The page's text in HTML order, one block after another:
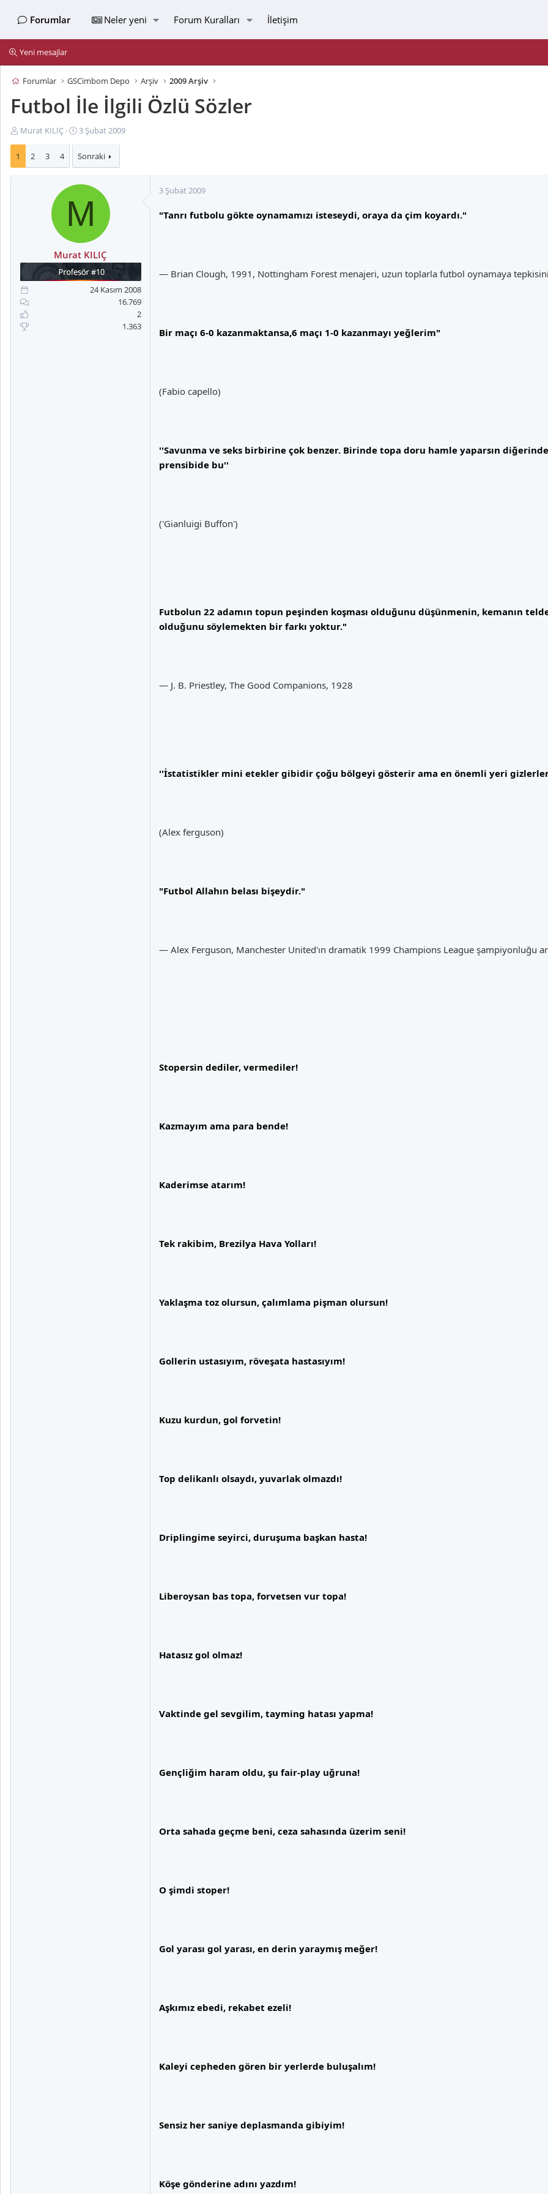
Forumlar Neler yeni Forum Kuralları İletişim
Yeni mesajlar
Forumlar GSCimbom Depo Arşiv 2009 Arşiv
Futbol İle İlgili Özlü Sözler
K
o
u
t
a
n
Murat KILIÇ
B
ş
l
ı
ç
t
a
r
i
3 Şubat 2009
1 2 3 4 Sonraki
M
Murat KILIÇ
24 Kasım 2008
16.769
2
1.363
3 Şubat 2009
"Tanrı futbolu gökte oynamamızı isteseydi, oraya da çim koyardı."
— Brian Clough, 1991, Nottingham Forest menajeri, uzun toplarla futbol oynamaya
Bir maçı 6-0 kazanmaktansa,6 maçı 1-0 kazanmayı yeğlerim"
(Fabio capello)
''Savunma ve seks birbirine çok benzer. Birinde topa doru hamle yaparsın
prensibide bu''
('Gianluigi Buffon')
Futbolun 22 adamın topun peşinden koşması olduğunu düşünmenin, kemanın
olduğunu söylemekten bir farkı yoktur."
— J. B. Priestley, The Good Companions, 1928
''İstatistikler mini etekler gibidir çoğu bölgeyi gösterir ama en önemli yeri
(Alex ferguson)
"Futbol Allahın belası bişeydir."
— Alex Ferguson, Manchester United'ın dramatik 1999 Champions League şampiyonluğu
Stopersin dediler, vermediler!
Kazmayım ama para bende!
Kaderimse atarım!
Tek rakibim, Brezilya Hava Yolları!
Yaklaşma toz olursun, çalımlama pişman olursun!
Gollerin ustasıyım, röveşata hastasıyım!
Kuzu kurdun, gol forvetin!
Top delikanlı olsaydı, yuvarlak olmazdı!
Driplingime seyirci, duruşuma başkan hasta!
Liberoysan bas topa, forvetsen vur topa!
Hatasız gol olmaz!
Vaktinde gel sevgilim, tayming hatası yapma!
Gençliğim haram oldu, şu fair-play uğruna!
Orta sahada geçme beni, ceza sahasında üzerim seni!
O şimdi stoper!
Gol yarası gol yarası, en derin yaraymış meğer!
Aşkımız ebedi, rekabet ezeli!
Kaleyi cepheden gören bir yerlerde buluşalım!
Sensiz her saniye deplasmanda gibiyim!
Köşe gönderine adını yazdım!